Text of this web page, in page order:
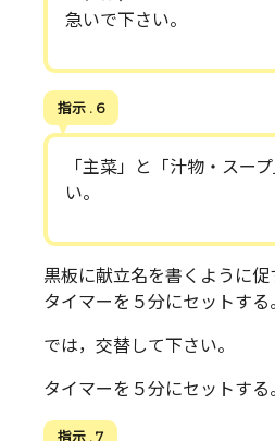
急いで下さい。
指示 . 6
「主菜」と「汁物・スー
い。
黒板に献立名を書くように促
タイマーを５分にセットする
では，交替して下さい。
タイマーを５分にセットする
指示 . 7